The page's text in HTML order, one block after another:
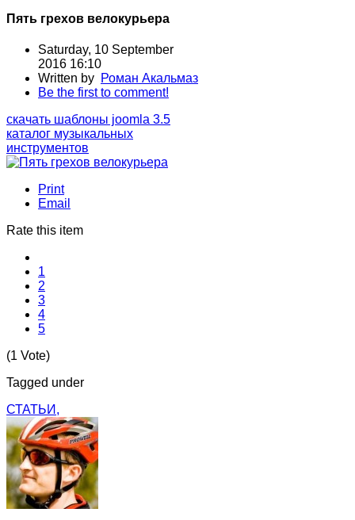
Пять грехов велокурьера
Saturday, 10 September
2016 16:10
Written by Роман Акальмаз
Be the first to comment!
скачать шаблоны joomla 3.5
каталог музыкальных
инструментов
Print
Email
Rate this item
1
2
3
4
5
(1 Vote)
Tagged under
СТАТЬИ,